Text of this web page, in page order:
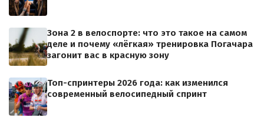
Зона 2 в велоспорте: что это такое на самом
деле и почему «лёгкая» тренировка Погачара
загонит вас в красную зону
Топ-спринтеры 2026 года: как изменился
современный велосипедный спринт